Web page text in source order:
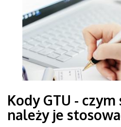
Kody GTU -
należy je